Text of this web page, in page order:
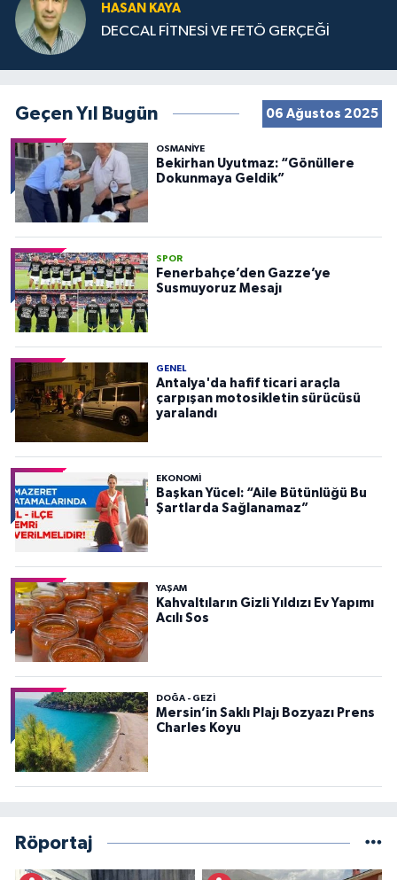
HASAN KAYA
DECCAL FİTNESİ VE FETÖ GERÇEĞİ
Geçen Yıl Bugün 06 Ağustos 2025
OSMANIYE
Bekirhan Uyutmaz: “Gönüllere
Dokunmaya Geldik”
SPOR
Fenerbahçe’den Gazze’ye
Susmuyoruz Mesajı
GENEL
Antalya'da hafif ticari araçla
çarpışan motosikletin sürücüsü
yaralandı
EKONOMI
Başkan Yücel: “Aile Bütünlüğü Bu
Şartlarda Sağlanamaz”
YAŞAM
Kahvaltıların Gizli Yıldızı Ev Yapımı
Acılı Sos
DOĞA - GEZI
Mersin’in Saklı Plajı Bozyazı Prens
Charles Koyu
Röportaj